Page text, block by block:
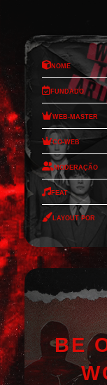
Nome
Fundado
Web-Master
Co-Web
Moderação
Feat
Layout por
BE